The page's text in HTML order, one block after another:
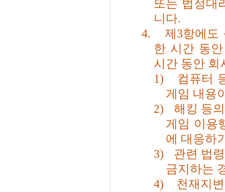
또는 법정대
니다.
4.
제 3항에도
한 시간 동
시간 동안 회
1)
컴퓨터
게임 내용
2)
해킹 등
게임 이용
에 대응하
3)
관련 법
금지하는
4)
천재지변